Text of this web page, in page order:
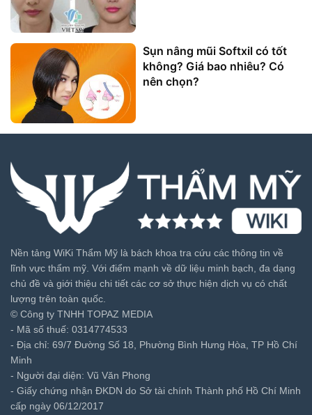
Sụn nâng mũi Softxil có tốt
không? Giá bao nhiêu? Có
nên chọn?
Nền tảng WiKi Thẩm Mỹ là bách khoa tra cứu các thông tin về
lĩnh vực thẩm mỹ. Với điểm mạnh về dữ liệu minh bạch, đa dạng
chủ đề và giới thiệu chi tiết các cơ sở thực hiện dịch vụ có chất
lượng trên toàn quốc.
© Công ty TNHH TOPAZ MEDIA
- Mã số thuế: 0314774533
- Địa chỉ: 69/7 Đường Số 18, Phường Bình Hưng Hòa, TP Hồ Chí
Minh
- Người đại diện: Vũ Văn Phong
- Giấy chứng nhận ĐKDN do Sở tài chính Thành phố Hồ Chí Minh
cấp ngày 06/12/2017